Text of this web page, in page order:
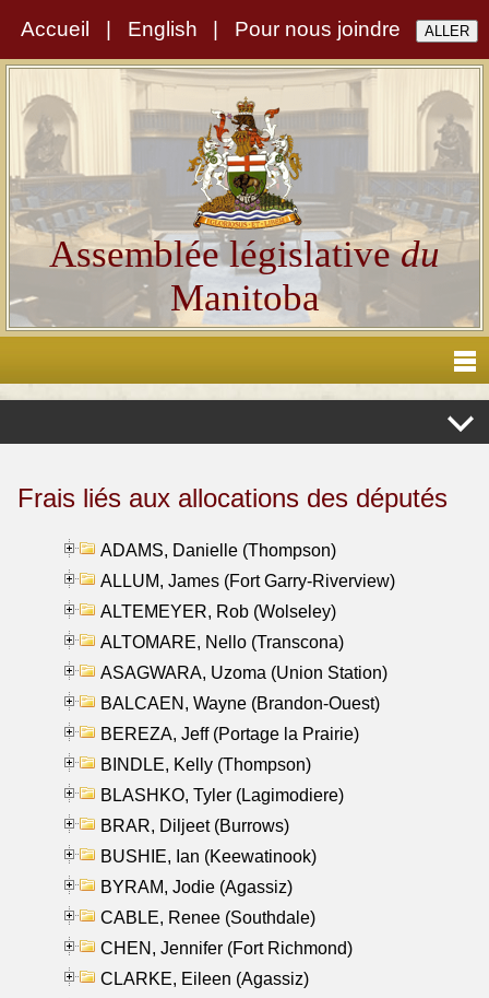
Accueil English Pour nous joindre
Assemblée législativedu
Manitoba
Frais liés aux allocations des députés
ADAMS, Danielle (Thompson)
ALLUM, James (Fort Garry-Riverview)
ALTEMEYER, Rob (Wolseley)
ALTOMARE, Nello (Transcona)
ASAGWARA, Uzoma (Union Station)
BALCAEN, Wayne (Brandon-Ouest)
BEREZA, Jeff (Portage la Prairie)
BINDLE, Kelly (Thompson)
BLASHKO, Tyler (Lagimodiere)
BRAR, Diljeet (Burrows)
BUSHIE, Ian (Keewatinook)
BYRAM, Jodie (Agassiz)
CABLE, Renee (Southdale)
CHEN, Jennifer (Fort Richmond)
CLARKE, Eileen (Agassiz)